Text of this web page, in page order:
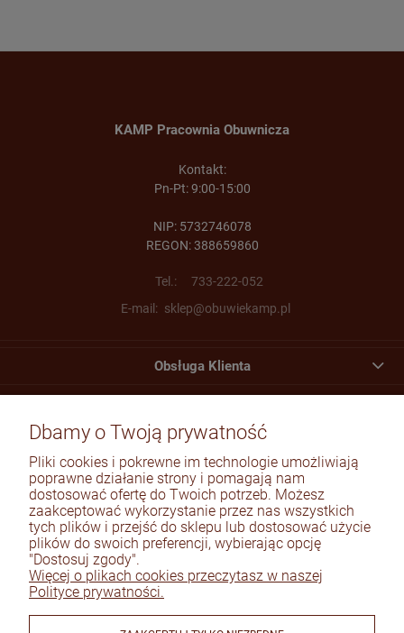
KAMP Pracownia Obuwnicza
Kontakt:
Pn-Pt: 9:00-15:00
NIP: 5732746078
REGON: 388659860
Tel.:
733-222-052
E-mail: sklep@obuwiekamp.pl
Obsługa Klienta
Płatności i dostawa
Informacje
O nas
© 2026 obuwiekamp.pl. Wszelkie prawa zastrzeżone.
Dbamy o Twoją prywatność
Pliki cookies i pokrewne im technologie umożliwiają
poprawne działanie strony i pomagają nam
dostosować ofertę do Twoich potrzeb. Możesz
zaakceptować wykorzystanie przez nas wszystkich
tych plików i przejść do sklepu lub dostosować użycie
plików do swoich preferencji, wybierając opcję
"Dostosuj zgody".
Więcej o plikach cookies przeczytasz w naszej
Polityce prywatności.